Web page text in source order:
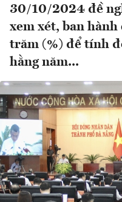
30/10/2024 đề
xem xét, ban
trăm (%) để tính
hằng năm...